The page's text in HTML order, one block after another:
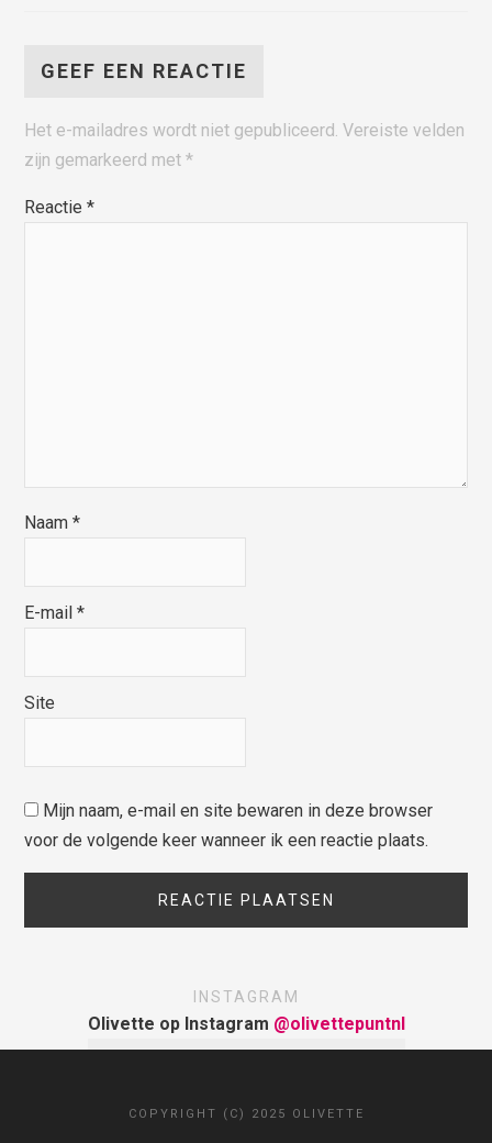
GEEF EEN REACTIE
Het e-mailadres wordt niet gepubliceerd. Vereiste velden
zijn gemarkeerd met*
Reactie*
Naam*
E-mail*
Site
Mijn naam, e-mail en site bewaren in deze browser
voor de volgende keer wanneer ik een reactie plaats.
INSTAGRAM
Olivette op Instagram @olivettepuntnl
COPYRIGHT (C) 2025 OLIVETTE